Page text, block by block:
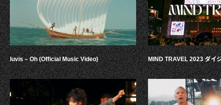
luvis – Oh (Official Music Video) MIND TRAVEL 2023 ダイ